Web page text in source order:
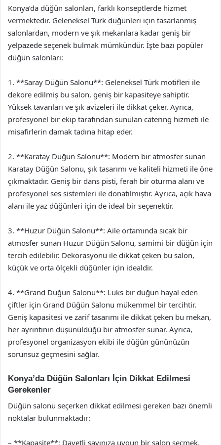
Konya’da düğün salonları, farklı konseptlerde hizmet
vermektedir. Geleneksel Türk düğünleri için tasarlanmış
salonlardan, modern ve şık mekanlara kadar geniş bir
yelpazede seçenek bulmak mümkündür. İşte bazı popüler
düğün salonları:
1. **Saray Düğün Salonu**: Geleneksel Türk motifleri ile
dekore edilmiş bu salon, geniş bir kapasiteye sahiptir.
Yüksek tavanları ve şık avizeleri ile dikkat çeker. Ayrıca,
profesyonel bir ekip tarafından sunulan catering hizmeti ile
misafirlerin damak tadına hitap eder.
2. **Karatay Düğün Salonu**: Modern bir atmosfer sunan
Karatay Düğün Salonu, şık tasarımı ve kaliteli hizmeti ile öne
çıkmaktadır. Geniş bir dans pisti, ferah bir oturma alanı ve
profesyonel ses sistemleri ile donatılmıştır. Ayrıca, açık hava
alanı ile yaz düğünleri için de ideal bir seçenektir.
3. **Huzur Düğün Salonu**: Aile ortamında sıcak bir
atmosfer sunan Huzur Düğün Salonu, samimi bir düğün için
tercih edilebilir. Dekorasyonu ile dikkat çeken bu salon,
küçük ve orta ölçekli düğünler için idealdir.
4. **Grand Düğün Salonu**: Lüks bir düğün hayal eden
çiftler için Grand Düğün Salonu mükemmel bir tercihtir.
Geniş kapasitesi ve zarif tasarımı ile dikkat çeken bu mekan,
her ayrıntının düşünüldüğü bir atmosfer sunar. Ayrıca,
profesyonel organizasyon ekibi ile düğün gününüzün
sorunsuz geçmesini sağlar.
Konya’da Düğün Salonları İçin Dikkat Edilmesi
Gerekenler
Düğün salonu seçerken dikkat edilmesi gereken bazı önemli
noktalar bulunmaktadır:
– **Kapasite**: Davetli sayınıza uygun bir salon seçmek,